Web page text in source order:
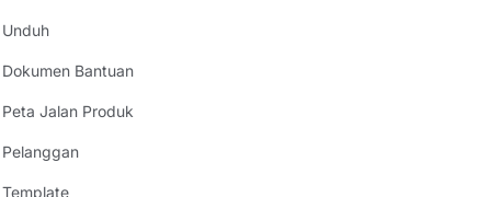
Unduh
Dokumen Bantuan
Peta Jalan Produk
Pelanggan
Template